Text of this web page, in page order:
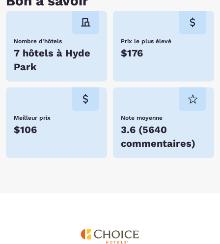
Nombre d’hôtels
7 hôtels à Hyde
Park
Prix le plus élevé
$176
Meilleur prix
$106
Note moyenne
3.6 (5640
commentaires)